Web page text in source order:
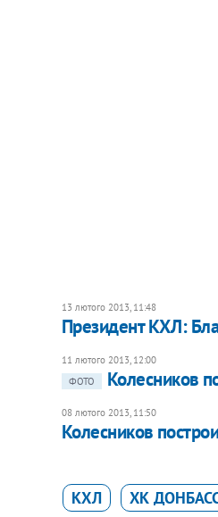
13 лютого 2013, 11:48
Президент КХЛ:
11 лютого 2013, 12:00
ФОТО
Колесников
08 лютого 2013, 11:50
Колесников
КХЛ ХК